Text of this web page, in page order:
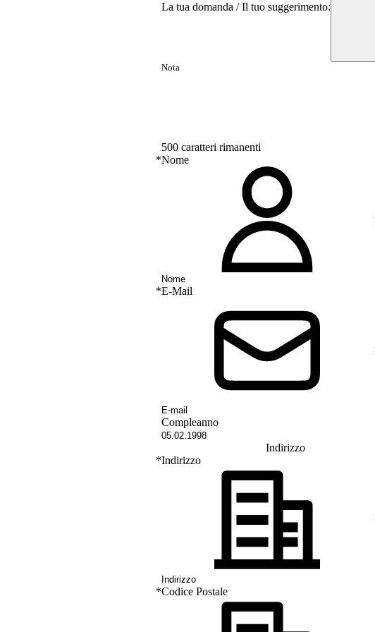
La tua domanda / Il tuo suggerimento:
500 caratteri rimanenti
*Nome
*E-Mail
Compleanno
Indirizzo
*Indirizzo
*Codice Postale